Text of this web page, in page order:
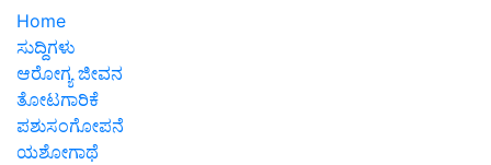
Home
ಸುದ್ದಿಗಳು
ಆರೋಗ್ಯ ಜೀವನ
ತೋಟಗಾರಿಕೆ
ಪಶುಸಂಗೋಪನೆ
ಯಶೋಗಾಥೆ